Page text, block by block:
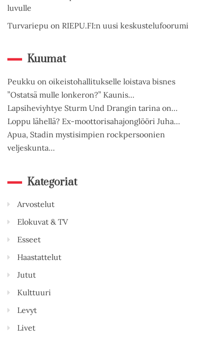
luvulle
Turvariepu on RIEPU.FI:n uusi keskustelufoorumi
Kuumat
Peukku on oikeistohallitukselle loistava bisnes
”Ostatsä mulle lonkeron?” Kaunis…
Lapsiheviyhtye Sturm Und Drangin tarina on…
Loppu lähellä? Ex-moottorisahajonglööri Juha…
Apua, Stadin mystisimpien rockpersoonien
veljeskunta…
Kategoriat
Arvostelut
Elokuvat & TV
Esseet
Haastattelut
Jutut
Kulttuuri
Levyt
Livet